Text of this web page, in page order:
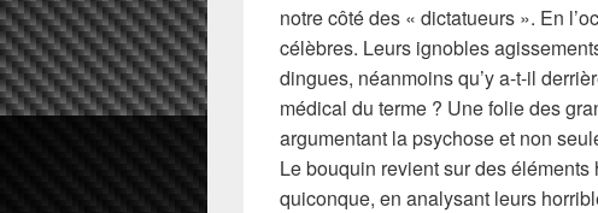
notre côté des « dictatueurs ». En
célèbres. Leurs ignobles
dingues, néanmoins qu’y a-t-il
médical du terme ? Une folie des
argumentant la psychose et non
Le bouquin revient sur des
quiconque, en analysant leurs